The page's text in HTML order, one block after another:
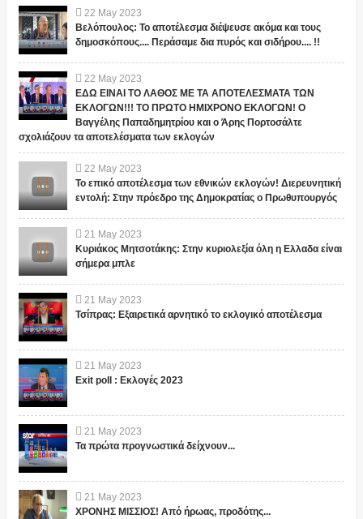
22 May 2023
Βελόπουλος: Το αποτέλεσμα διέψευσε ακόμα και τους
δημοσκόπους.... Περάσαμε δια πυρός και σιδήρου.... !!
22 May 2023
ΕΔΩ ΕΙΝΑΙ ΤΟ ΛΑΘΟΣ ΜΕ ΤΑ ΑΠΟΤΕΛΕΣΜΑΤΑ ΤΩΝ
ΕΚΛΟΓΩΝ!!! ΤΟ ΠΡΩΤΟ ΗΜΙΧΡΟΝΟ ΕΚΛΟΓΩΝ! Ο
Βαγγέλης Παπαδημητρίου και ο Άρης Πορτοσάλτε
σχολιάζουν τα αποτελέσματα των εκλογών
22 May 2023
Το επικό αποτέλεσμα των εθνικών εκλογών! Διερευνητική
εντολή: Στην πρόεδρο της Δημοκρατίας ο Πρωθυπουργός
21 May 2023
Κυριάκος Μητσοτάκης: Στην κυριολεξία όλη η Ελλαδα είναι
σήμερα μπλε
21 May 2023
Τσίπρας: Εξαιρετικά αρνητικό το εκλογικό αποτέλεσμα
21 May 2023
Exit poll : Εκλογές 2023
21 May 2023
Τα πρώτα προγνωστικά δείχνουν...
21 May 2023
ΧΡΟΝΗΣ ΜΙΣΣΙΟΣ! Από ήρωας, προδότης...